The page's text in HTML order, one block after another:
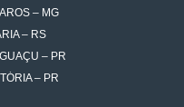
– MG
– RS
– PR
– PR